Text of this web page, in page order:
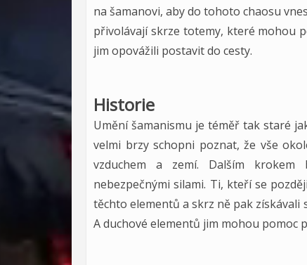
na šamanovi, aby do tohoto chaosu
přivolávají skrze totemy, které mohou
jim opovážili postavit do cesty.
Historie
Umění šamanismu je téměř tak staré
velmi brzy schopni poznat, že vše
vzduchem a zemí. Dalším
nebezpečnými silami. Ti, kteří se
těchto elementů a skrz ně pak získávali
A duchové elementů jim mohou pomoc